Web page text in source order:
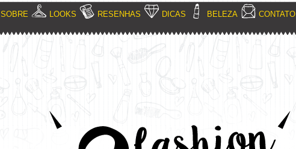
SOBRE LOOKS RESENHAS DICAS BELEZA CONTATO